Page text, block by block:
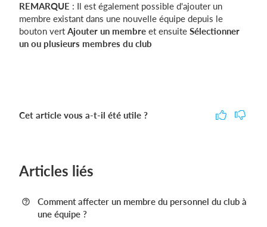
REMARQUE : Il est également possible d'ajouter un
membre existant dans une nouvelle équipe depuis le
bouton vert Ajouter un membre et ensuite Sélectionner
un ou plusieurs membres du club
Cet article vous a-t-il été utile ?
Articles liés
Comment affecter un membre du personnel du club à
une équipe ?